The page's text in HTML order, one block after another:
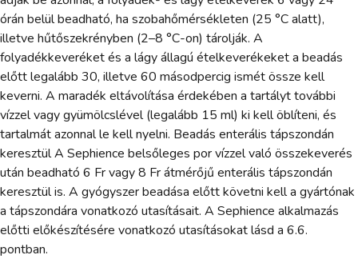
órán belül beadható, ha szobahőmérsékleten (25 °C alatt),
illetve hűtőszekrényben (2–8 °C-on) tárolják. A
folyadékkeveréket és a lágy állagú ételkeverékeket a beadás
előtt legalább 30, illetve 60 másodpercig ismét össze kell
keverni. A maradék eltávolítása érdekében a tartályt további
vízzel vagy gyümölcslével (legalább 15 ml) ki kell öblíteni, és
tartalmát azonnal le kell nyelni. Beadás enterális tápszondán
keresztül A Sephience belsőleges por vízzel való összekeverés
után beadható 6 Fr vagy 8 Fr átmérőjű enterális tápszondán
keresztül is. A gyógyszer beadása előtt követni kell a gyártónak
a tápszondára vonatkozó utasításait. A Sephience alkalmazás
előtti előkészítésére vonatkozó utasításokat lásd a 6.6.
pontban.